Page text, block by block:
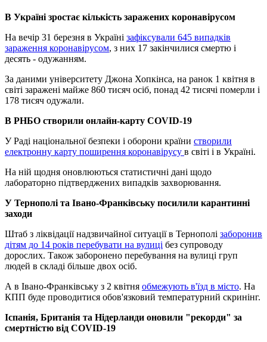
В Україні зростає кількість заражених коронавірусом
На вечір 31 березня в Україні зафіксували 645 випадків
зараження коронавірусом, з них 17 закінчилися смертю і
десять - одужанням.
За даними університету Джона Хопкінса, на ранок 1 квітня в
світі заражені майже 860 тисяч осіб, понад 42 тисячі померли і
178 тисяч одужали.
В РНБО створили онлайн-карту COVID-19
У Раді національної безпеки і оборони країни створили
електронну карту поширення коронавірусу в світі і в Україні.
На ній щодня оновлюються статистичні дані щодо
лабораторно підтверджених випадків захворювання.
У Тернополі та Івано-Франківську посилили карантинні
заходи
Штаб з ліквідації надзвичайної ситуації в Тернополі заборонив
дітям до 14 років перебувати на вулиці без супроводу
дорослих. Також заборонено перебування на вулиці груп
людей в складі більше двох осіб.
А в Івано-Франківську з 2 квітня обмежують в'їзд в місто. На
КПП буде проводитися обов'язковий температурний скринінг.
Іспанія, Британія та Нідерланди оновили "рекорди" за
смертністю від COVID-19